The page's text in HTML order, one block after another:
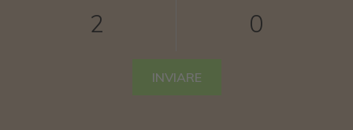
INVIARE